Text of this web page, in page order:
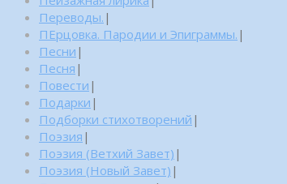
Переводы. |
ПЕрцовка. Пародии и Эпиграммы. |
Песни |
Песня |
Повести |
Подарки |
Подборки стихотворений |
Поэзия |
Поэзия (Ветхий Завет) |
Поэзия (Новый Завет) |